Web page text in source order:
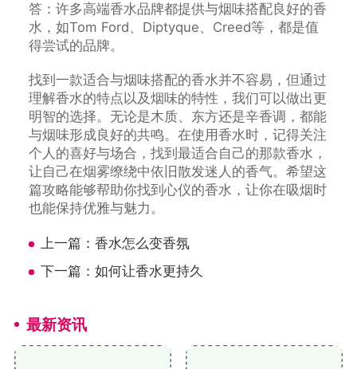
答：许多高端香水品牌都提供与烟味搭配良好的香
水，如Tom Ford、Diptyque、Creed等，都是值
得尝试的品牌。
找到一款适合与烟味搭配的香水并不容易，但通过
理解香水的特点以及烟味的特性，我们可以做出更
明智的选择。无论是木质、东方还是辛香调，都能
与烟味形成良好的共鸣。在使用香水时，记得关注
个人的喜好与场合，找到最适合自己的那款香水，
让自己在烟雾缭绕中依旧散发迷人的香气。希望这
篇攻略能够帮助你找到心仪的香水，让你在吸烟时
也能保持优雅与魅力。
上一篇： 香水怎么变香氛
下一篇： 如何让香水更持久
最新资讯